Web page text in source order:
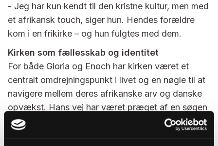
- Jeg har kun kendt til den kristne kultur, men med
et afrikansk touch, siger hun. Hendes forældre
kom i en frikirke – og hun fulgtes med dem.
Kirken som fællesskab og identitet
For både Gloria og Enoch har kirken været et
centralt omdrejningspunkt i livet og en nøgle til at
navigere mellem deres afrikanske arv og danske
opvækst. Hans vej har været præget af en søgen
efter at forstå, hvordan man kan være
international kirke i et dansk samfund, der ofte